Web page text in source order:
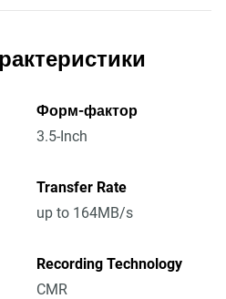
Форм-фактор
3.5-Inch
Transfer Rate
up to 164MB/s
Recording Technology
CMR